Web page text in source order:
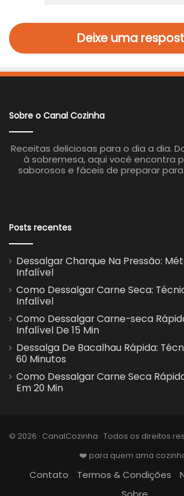
Deixe uma
Sobre o Canal Cozinha
Receitas deliciosas para o dia a dia.
à sobremesa, aqui você encontra
saborosos e fáceis de preparar
Posts recentes
Dessalgar Charque Na Pressão:
Infalível
Como Dessalgar Carne Seca:
Infalível
Como Dessalgar Carne-seca
Infalível De 15 Min
Dessalga De Bacalhau Rápida:
60 Minutos
Como Dessalgar Carne Seca
Em 20 Min
© 2026 · CanalCozinha · Todos os direitos
❤️ para quem ama
Contato Termos & Condições